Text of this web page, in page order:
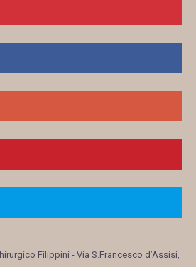
Filippini - Via S.Francesco d’Assisi,